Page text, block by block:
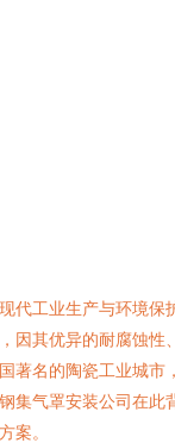
代工业生产与环境保
因其优异的耐腐蚀性
著名的陶瓷工业城市
集气罩安装公司在此
案。